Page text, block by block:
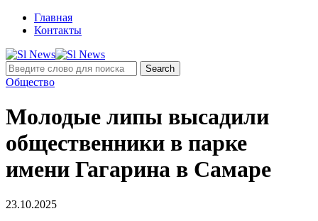
Главная
Контакты
Общество
Молодые липы высадили
общественники в парке
имени Гагарина в Самаре
23.10.2025